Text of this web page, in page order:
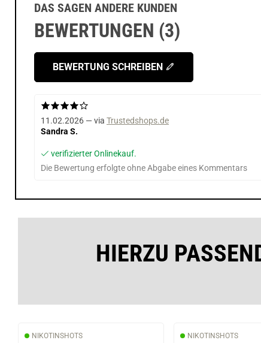
DAS SAGEN ANDERE KUNDEN
BEWERTUNGEN (3)
BEWERTUNG SCHREIBEN
11.02.2026 — via Trustedshops.de
Sandra S.
verifizierter Onlinekauf.
Die Bewertung erfolgte ohne Abgabe eines Kommentars
HIERZU
NIKOTINSHOTS NIKOTINSHOTS